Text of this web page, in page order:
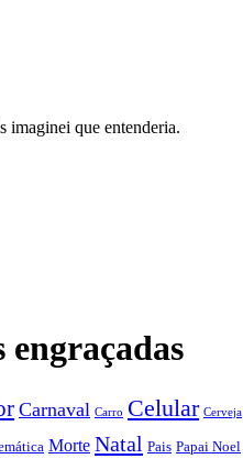
imaginei que entenderia.
engraçadas
Carnaval Carro Celular Cerveja
Morte Natal Pais Papai Noel